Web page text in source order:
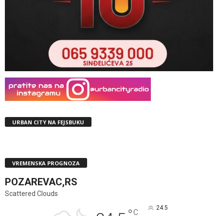
URBAN CITY NA FEJSBUKU
VREMENSKA PROGNOZA
POZAREVAC,RS
Scattered Clouds
C 24.5